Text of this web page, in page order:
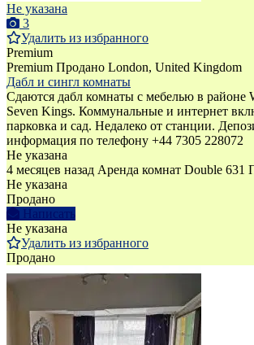
Не указана
3
Удалить из избранного
Premium
Premium Продано London, United Kingdom
Дабл и сингл комнаты
Сдаются дабл комнаты с мебелью в районе
Seven Kings. Коммунальные и интернет
парковка и сад. Недалеко от станции.
информация по телефону +44 7305 228072
Не указана
4 месяцев назад Аренда комнат Double 631
Не указана
Продано
Написать
Не указана
Удалить из избранного
Продано